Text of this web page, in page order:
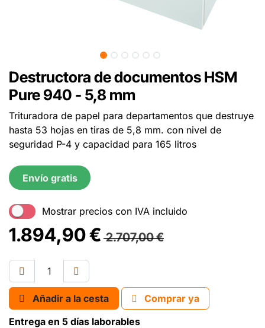
Destructora de documentos HSM
Pure 940 - 5,8 mm
Trituradora de papel para departamentos que destruye
hasta 53 hojas en tiras de 5,8 mm. con nivel de
seguridad P-4 y capacidad para 165 litros
Envío gratis
Mostrar precios con IVA incluido
1.894,90€ 2.707,00€
Añadir a la cesta
Comprar ya
Entrega en 5 días laborables